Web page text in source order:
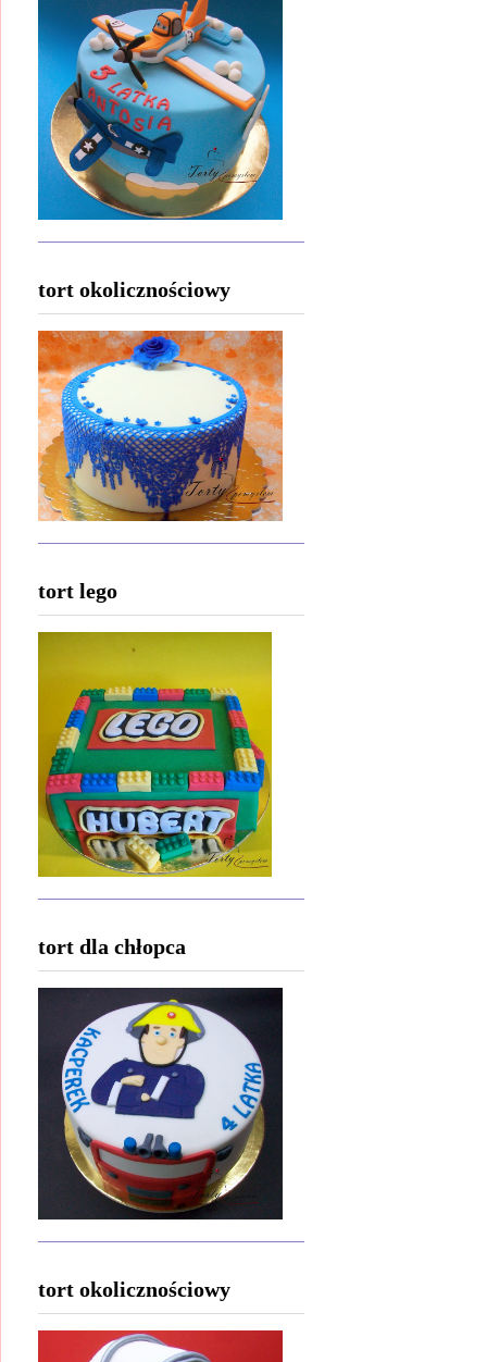
tort okolicznościowy
tort lego
tort dla chłopca
tort okolicznościowy